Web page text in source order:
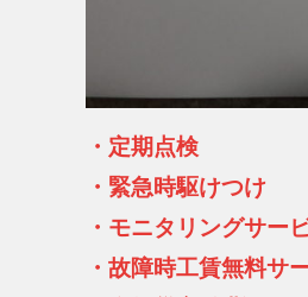
・定期点検
・緊急時駆けつけ
・モニタリングサー
・故障時工賃無料サ